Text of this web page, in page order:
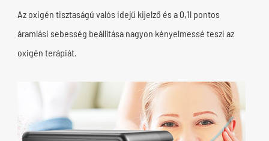
Az oxigén tisztaságú valós idejű kijelző és a 0,1l pontos
áramlási sebesség beállítása nagyon kényelmessé teszi az
oxigén terápiát.